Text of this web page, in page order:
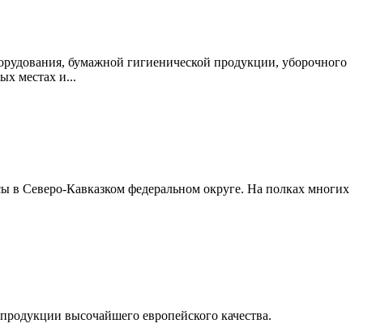
бумажной гигиенической продукции, уборочного
местах и...
в Северо-Кавказком федеральном округе. На полках многих
высочайшего европейского качества.